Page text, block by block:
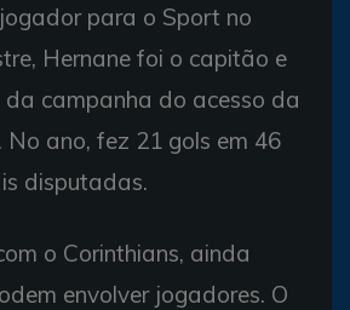
para o Sport no
Hernane foi o capitão e
da campanha do acesso da
No ano, fez 21 gols em 46
disputadas.
o Corinthians, ainda
envolver jogadores. O